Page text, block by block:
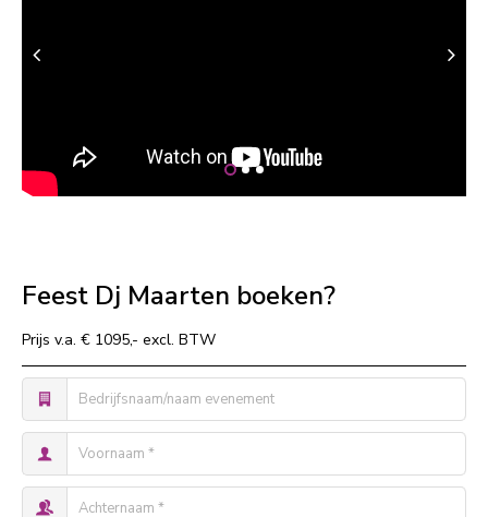
Feest Dj Maarten boeken?
Prijs v.a. € 1095,- excl. BTW